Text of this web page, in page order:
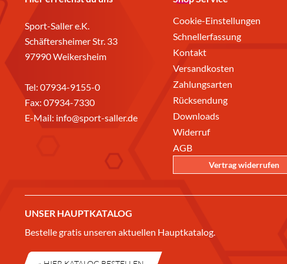
Sport-Saller e.K.
Schäftersheimer Str. 33
97990 Weikersheim
Tel: 07934-9155-0
Fax: 07934-7330
E-Mail: info@sport-saller.de
Cookie-Einstellungen
Schnellerfassung
Kontakt
Versandkosten
Zahlungsarten
Rücksendung
Downloads
Widerruf
AGB
Vertrag widerrufen
UNSER HAUPTKATALOG
Bestelle gratis unseren aktuellen Hauptkatalog.